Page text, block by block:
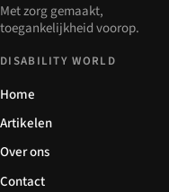
Met zorg gemaakt,
toegankelijkheid voorop.
DISABILITY WORLD
Home
Artikelen
Over ons
Contact